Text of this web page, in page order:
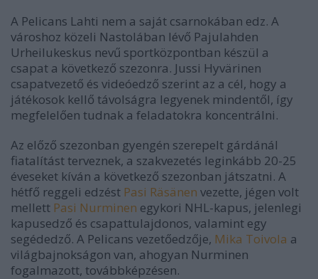
A Pelicans Lahti nem a saját csarnokában edz. A
városhoz közeli Nastolában lévő Pajulahden
Urheilukeskus nevű sportközpontban készül a
csapat a következő szezonra. Jussi Hyvärinen
csapatvezető és videóedző szerint az a cél, hogy a
játékosok kellő távolságra legyenek mindentől, így
megfelelően tudnak a feladatokra koncentrálni.
Az előző szezonban gyengén szerepelt gárdánál
fiatalítást terveznek, a szakvezetés leginkább 20-25
éveseket kíván a következő szezonban játszatni. A
hétfő reggeli edzést Pasi Räsänen vezette, jégen volt
mellett Pasi Nurminen egykori NHL-kapus, jelenlegi
kapusedző és csapattulajdonos, valamint egy
segédedző. A Pelicans vezetőedzője, Mika Toivola a
világbajnokságon van, ahogyan Nurminen
fogalmazott, továbbképzésen.